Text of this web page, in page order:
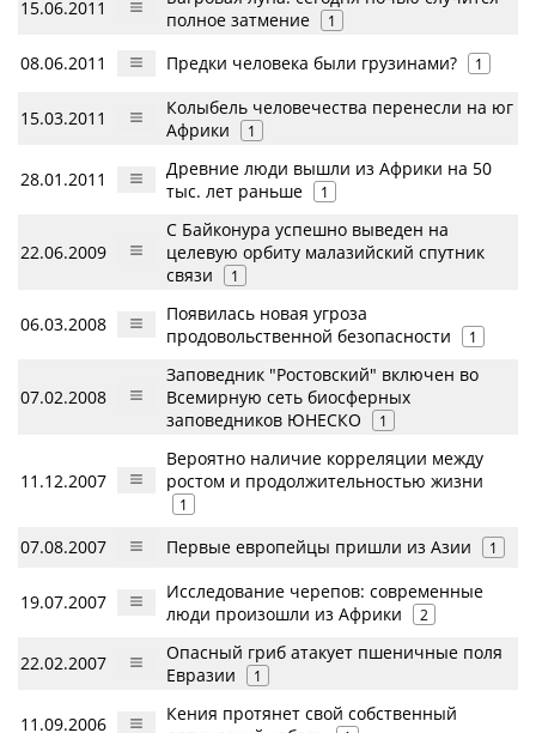
15.06.2011
полное затмение
1
08.06.2011 Предки человека были грузинами? 1
15.03.2011
Колыбель человечества перенесли на юг
Африки
1
28.01.2011
Древние люди вышли из Африки на 50
тыс. лет раньше
1
22.06.2009
С Байконура успешно выведен на
целевую орбиту малазийский спутник
связи
1
06.03.2008
Появилась новая угроза
продовольственной безопасности
1
07.02.2008
Заповедник "Ростовский" включен во
Всемирную сеть биосферных
заповедников ЮНЕСКО
1
11.12.2007
Вероятно наличие корреляции между
ростом и продолжительностью жизни
1
07.08.2007 Первые европейцы пришли из Азии 1
19.07.2007
Исследование черепов: современные
люди произошли из Африки
2
22.02.2007
Опасный гриб атакует пшеничные поля
Евразии
1
11.09.2006
Кения протянет свой собственный